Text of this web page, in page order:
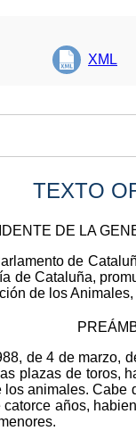
XML
TEXTO
DE LA
de
de Cataluña,
de los
de 4 de marzo,
plazas de toros,
animales.
años,